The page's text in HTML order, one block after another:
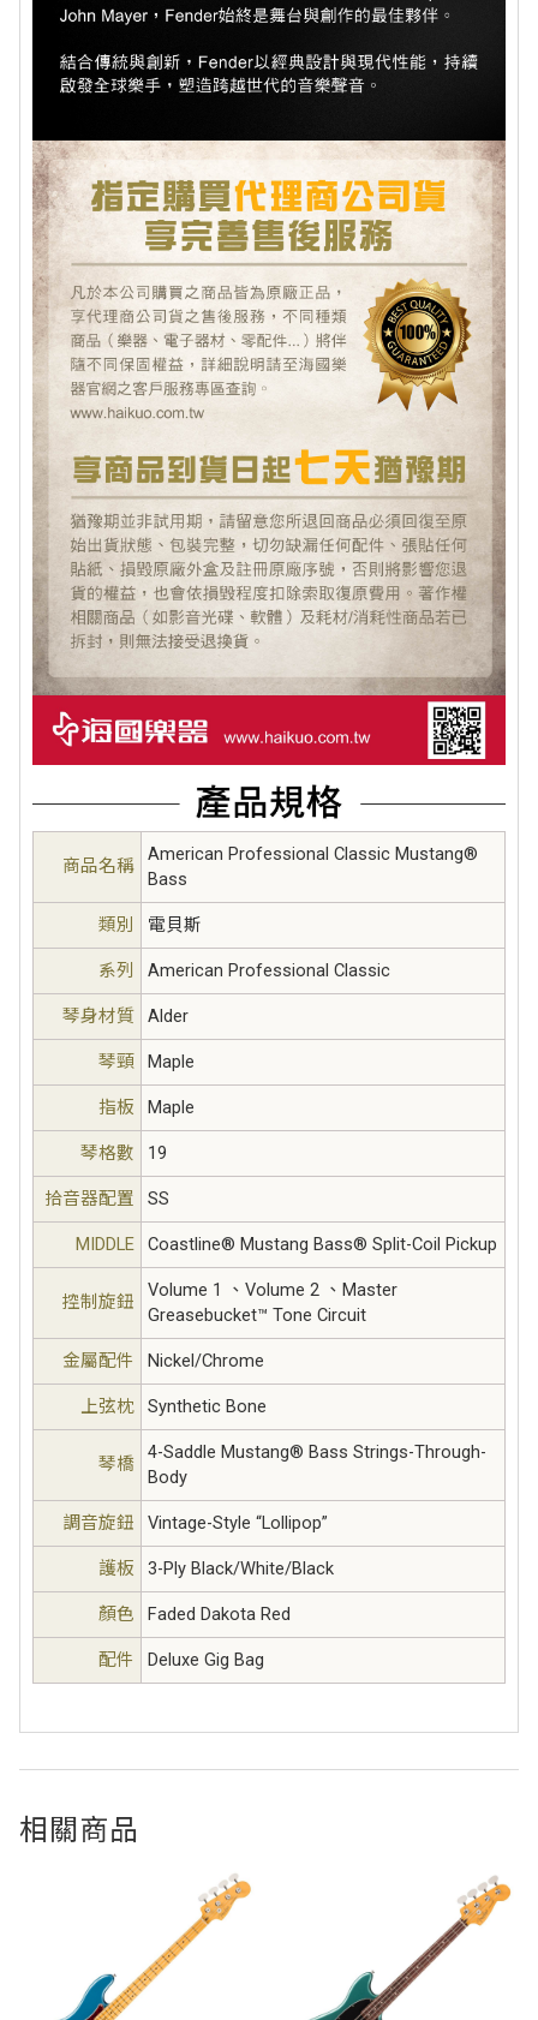
商品名稱
American Professional Classic Mustang®
Bass
類別 電貝斯
系列 American Professional Classic
琴身材質 Alder
琴頸 Maple
指板 Maple
琴格數 19
拾音器配置 SS
MIDDLE Coastline® Mustang Bass® Split-Coil Pickup
控制旋鈕
Volume 1 、Volume 2 、Master
Greasebucket™ Tone Circuit
金屬配件 Nickel/Chrome
上弦枕 Synthetic Bone
琴橋
4-Saddle Mustang® Bass Strings-Through-
Body
調音旋鈕 Vintage-Style “Lollipop”
護板 3-Ply Black/White/Black
顏色 Faded Dakota Red
配件 Deluxe Gig Bag
相關商品